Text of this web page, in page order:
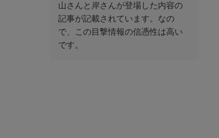
山さんと岸さんが登場した内容の
記事が記載されています。なの
で、この目撃情報の信憑性は高い
です。